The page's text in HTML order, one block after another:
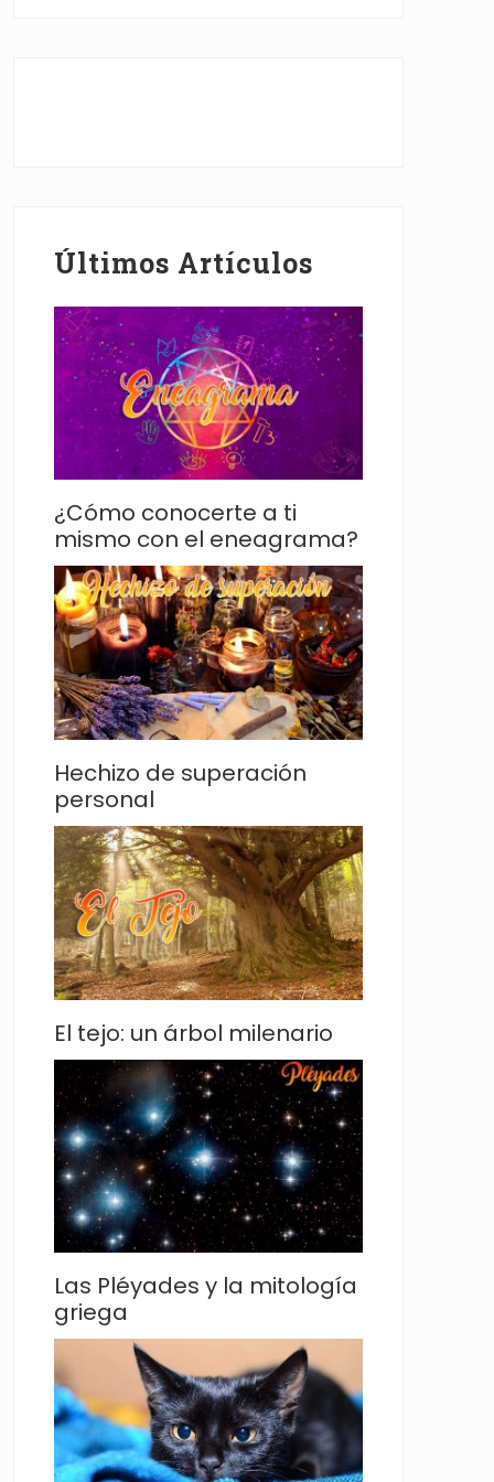
Últimos Artículos
¿Cómo conocerte a ti
mismo con el eneagrama?
Hechizo de superación
personal
El tejo: un árbol milenario
Las Pléyades y la mitología
griega